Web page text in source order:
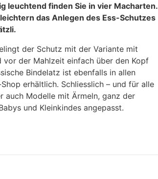
leuchtend finden Sie in vier Macharten.
das Anlegen des Ess-Schutzes
der Schutz mit der Variante mit
vor der Mahlzeit einfach über den Kopf
Bindelatz ist ebenfalls in allen
erhältlich. Schliesslich – und für alle
auch Modelle mit Ärmeln, ganz der
und Kleinkindes angepasst.